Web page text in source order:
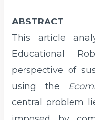
ABSTRACT
This article
Educational
perspective of
using the
central problem